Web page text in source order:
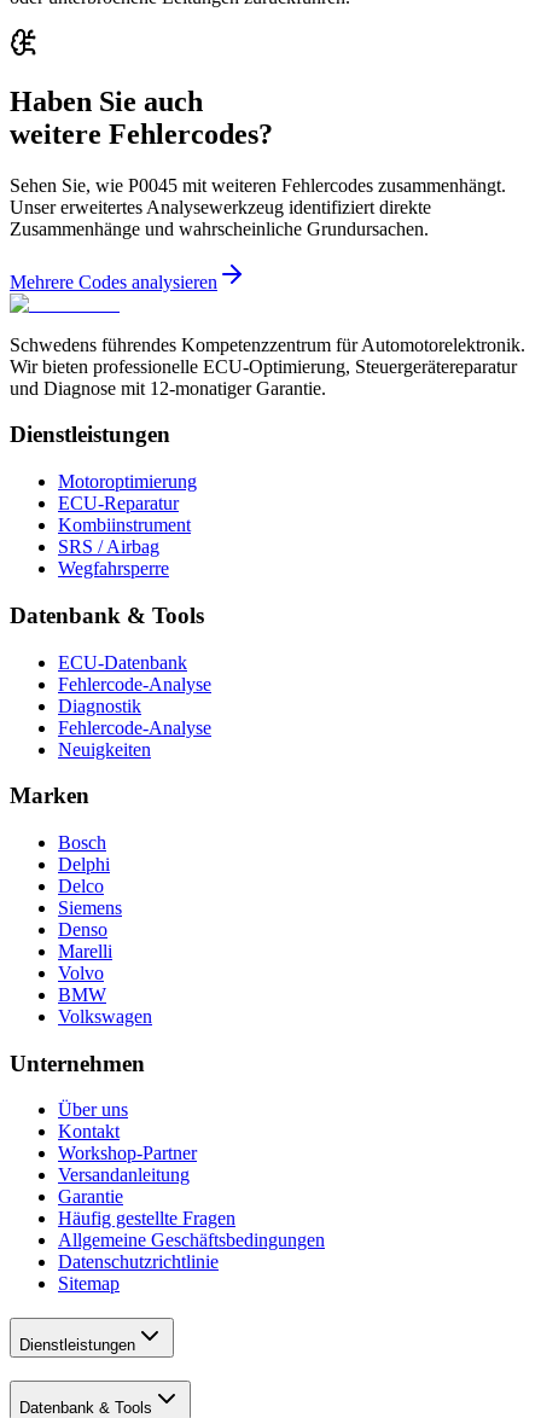
Haben Sie auch
weitere Fehlercodes?
Sehen Sie, wie P0045 mit weiteren Fehlercodes zusammenhängt.
Unser erweitertes Analysewerkzeug identifiziert direkte
Zusammenhänge und wahrscheinliche Grundursachen.
Mehrere Codes analysieren
Schwedens führendes Kompetenzzentrum für Automotorelektronik.
Wir bieten professionelle ECU-Optimierung, Steuergerätereparatur
und Diagnose mit 12-monatiger Garantie.
Dienstleistungen
Motoroptimierung
ECU-Reparatur
Kombiinstrument
SRS / Airbag
Wegfahrsperre
Datenbank & Tools
ECU-Datenbank
Fehlercode-Analyse
Diagnostik
Fehlercode-Analyse
Neuigkeiten
Marken
Bosch
Delphi
Delco
Siemens
Denso
Marelli
Volvo
BMW
Volkswagen
Unternehmen
Über uns
Kontakt
Workshop-Partner
Versandanleitung
Garantie
Häufig gestellte Fragen
Allgemeine Geschäftsbedingungen
Datenschutzrichtlinie
Sitemap
Dienstleistungen
Datenbank & Tools